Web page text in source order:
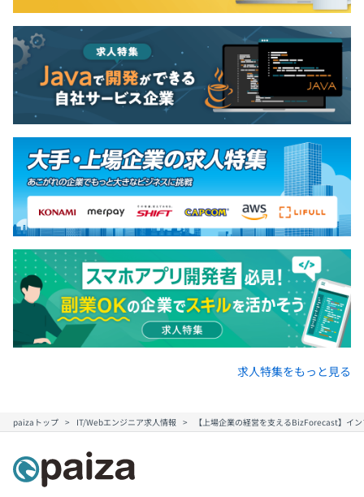
求人特集をもっと見る
paizaトップ IT/Webエンジニア求人情報 【上場企業の経営を支えるBizForecast】イ